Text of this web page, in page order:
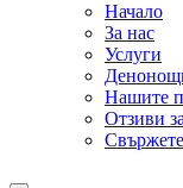
Начало
За нас
Услуги
Нашите
Отзиви